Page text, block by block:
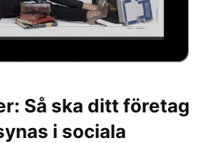
Så ska ditt företag
i sociala